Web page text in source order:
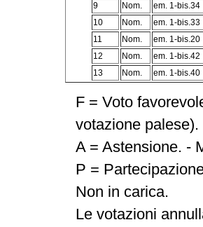
9
Nom.
em. 1-bis.34
10
Nom.
em. 1-bis.33
11
Nom.
em. 1-bis.20
12
Nom.
em. 1-bis.42
13
Nom. em. 1-bis.40
F = Voto
votazione
A = Astensione. -
P =
Non in carica.
Le votazioni